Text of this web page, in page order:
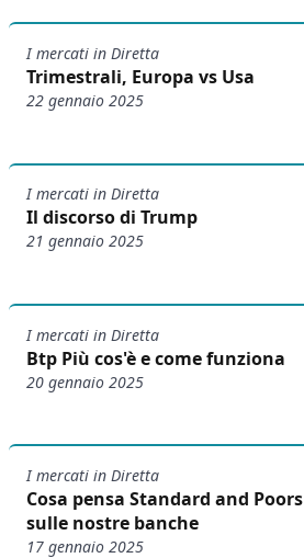
I mercati in Diretta
Trimestrali, Europa vs Usa
22 gennaio 2025
I mercati in Diretta
Il discorso di Trump
21 gennaio 2025
I mercati in Diretta
Btp Più cos'è e come funziona
20 gennaio 2025
I mercati in Diretta
Cosa pensa Standard and Poors
sulle nostre banche
17 gennaio 2025